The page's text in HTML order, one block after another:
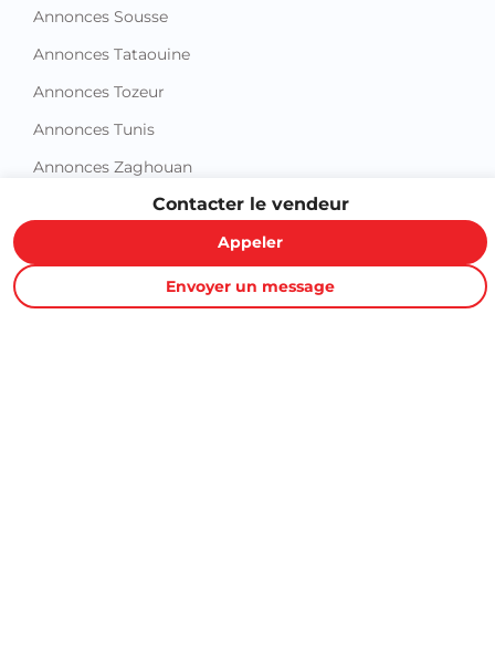
Contacter le vendeur
Appeler
Envoyer un message
Annonces Tozeur
Annonces Tunis
Annonces Zaghouan
Proxity.tn est une plateforme tunisienne de petites annonces
gratuites qui vous aide à acheter, vendre ou louer plus